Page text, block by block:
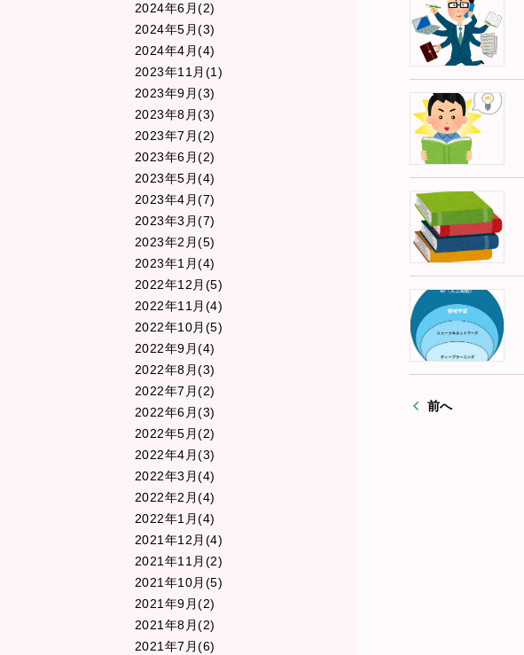
2024年6月(2)
2024年5月(3)
2024年4月(4)
2023年11月(1)
2023年9月(3)
2023年8月(3)
2023年7月(2)
2023年6月(2)
2023年5月(4)
2023年4月(7)
2023年3月(7)
2023年2月(5)
2023年1月(4)
2022年12月(5)
2022年11月(4)
2022年10月(5)
2022年9月(4)
2022年8月(3)
2022年7月(2)
2022年6月(3)
2022年5月(2)
2022年4月(3)
2022年3月(4)
2022年2月(4)
2022年1月(4)
2021年12月(4)
2021年11月(2)
2021年10月(5)
2021年9月(2)
2021年8月(2)
2021年7月(6)
前へ